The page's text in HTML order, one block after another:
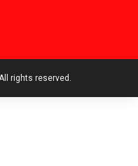
rights reserved.